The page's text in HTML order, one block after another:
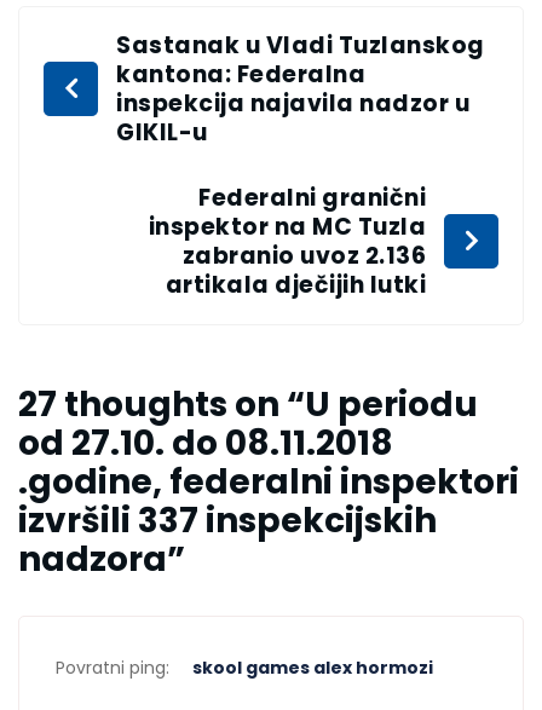
Sastanak u Vladi Tuzlanskog
kantona: Federalna
inspekcija najavila nadzor u
GIKIL-u
Federalni granični
inspektor na MC Tuzla
zabranio uvoz 2.136
artikala dječijih lutki
27 thoughts on “U periodu
od 27.10. do 08.11.2018
.godine, federalni inspektori
izvršili 337 inspekcijskih
nadzora”
Povratni ping: skool games alex hormozi